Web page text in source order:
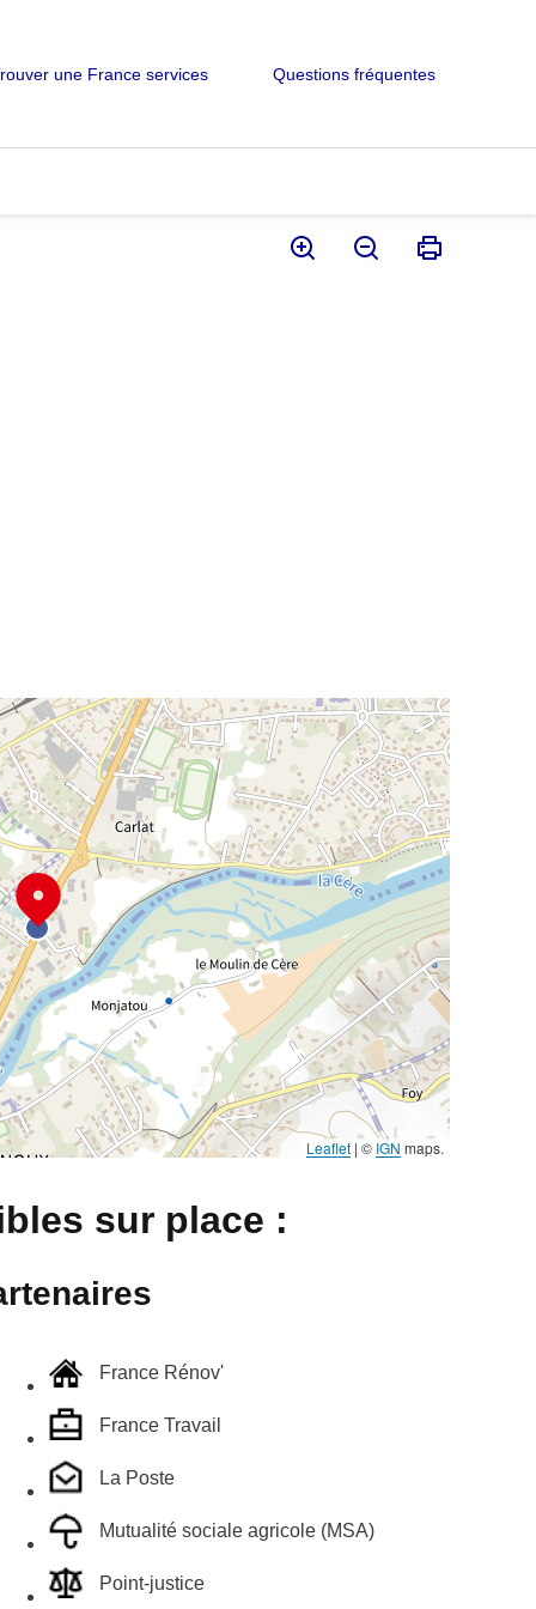
une France services Questions fréquentes
Leaflet | © IGN maps.
sur place :
France Rénov'
France Travail
La Poste
Mutualité sociale agricole (MSA)
Point-justice